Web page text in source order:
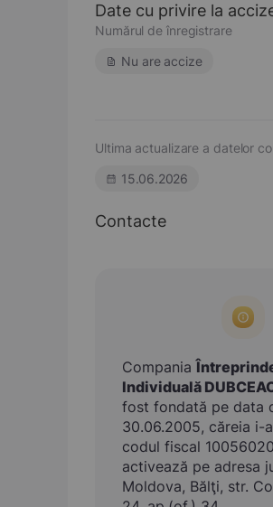
Date cu privire la
Numărul de înregistrare
Nu are accize
Ultima actualizare a datelor
15.06.2026
Contacte
Compania
Individuală
fost fondată pe data
30.06.2005, căreia i-
codul fiscal
activează pe adresa
Moldova, Bălţi, str.